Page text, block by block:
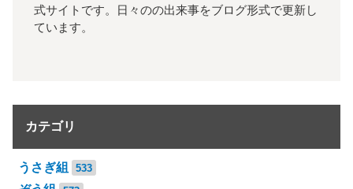
式サイトです。日々のの出来事をブログ形式で更新し
ています。
カテゴリ
うさぎ組 533